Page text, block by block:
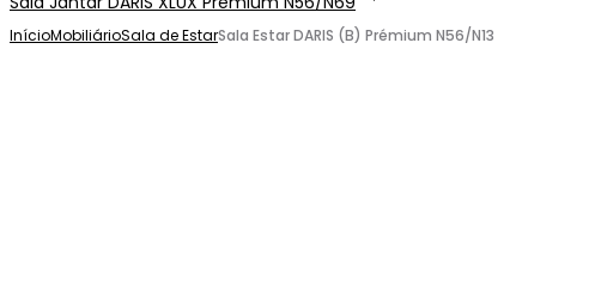
InícioMobiliárioSala de EstarSala Estar DARIS (B) Prémium N56/N13